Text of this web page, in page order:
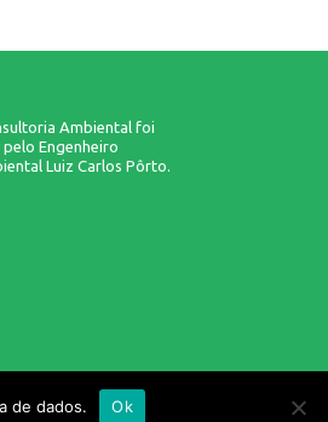
Ambiental foi
Engenheiro
Luiz Carlos Pôrto.
de dados. Ok